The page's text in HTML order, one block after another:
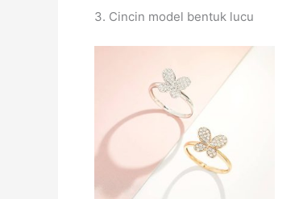
3. Cincin model bentuk lucu